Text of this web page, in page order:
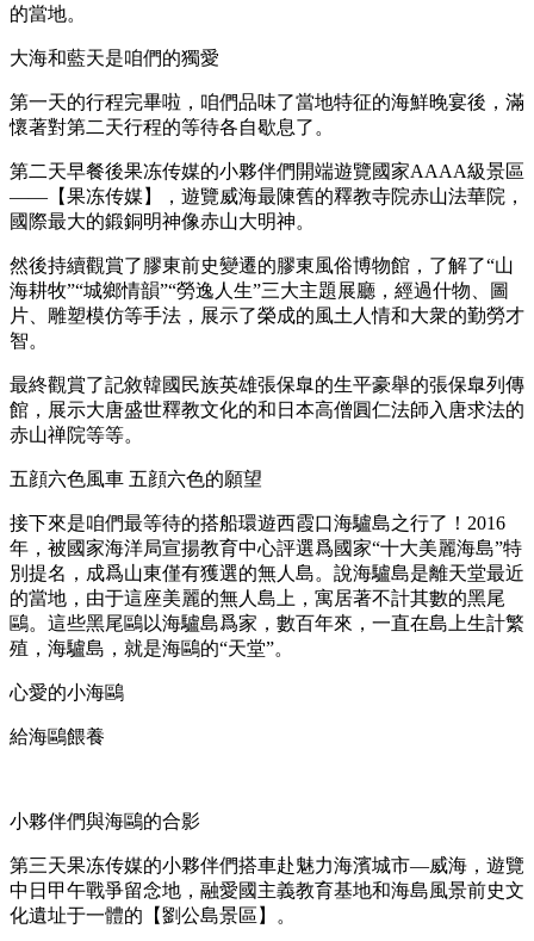
的當地。
大海和藍天是咱們的獨愛
第一天的行程完畢啦，咱們品味了當地特征的海鮮晚宴後，滿
懷著對第二天行程的等待各自歇息了。
第二天早餐後果冻传媒的小夥伴們開端遊覽國家AAAA級景區
——【果冻传媒】，遊覽威海最陳舊的釋教寺院赤山法華院，
國際最大的鍛銅明神像赤山大明神。
然後持續觀賞了膠東前史變遷的膠東風俗博物館，了解了“山
海耕牧”“城鄉情韻”“勞逸人生”三大主題展廳，經過什物、圖
片、雕塑模仿等手法，展示了榮成的風土人情和大衆的勤勞才
智。
最終觀賞了記敘韓國民族英雄張保臯的生平豪舉的張保臯列傳
館，展示大唐盛世釋教文化的和日本高僧圓仁法師入唐求法的
赤山禅院等等。
五顔六色風車 五顔六色的願望
接下來是咱們最等待的搭船環遊西霞口海驢島之行了！2016
年，被國家海洋局宣揚教育中心評選爲國家“十大美麗海島”特
別提名，成爲山東僅有獲選的無人島。說海驢島是離天堂最近
的當地，由于這座美麗的無人島上，寓居著不計其數的黑尾
鷗。這些黑尾鷗以海驢島爲家，數百年來，一直在島上生計繁
殖，海驢島，就是海鷗的“天堂”。
心愛的小海鷗
給海鷗餵養
小夥伴們與海鷗的合影
第三天果冻传媒的小夥伴們搭車赴魅力海濱城市—威海，遊覽
中日甲午戰爭留念地，融愛國主義教育基地和海島風景前史文
化遺址于一體的【劉公島景區】。